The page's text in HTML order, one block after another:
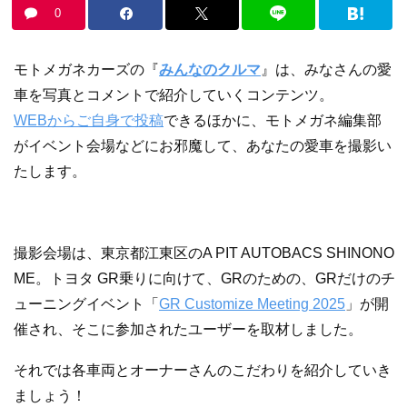
0
モトメガネカーズの『みんなのクルマ 』は、みなさんの愛
車を写真とコメントで紹介していくコンテンツ。
WEBからご自身で投稿できるほかに、モトメガネ編集部
がイベント会場などにお邪魔して、あなたの愛車を撮影い
たします。
撮影会場は、東京都江東区のA PIT AUTOBACS SHINONO
ME。トヨタ GR乗りに向けて、GRのための、GRだけのチ
ューニングイベント「 GR Customize Meeting 2025 」が開
催され、そこに参加されたユーザーを取材しました。
それでは各車両とオーナーさんのこだわりを紹介していき
ましょう！